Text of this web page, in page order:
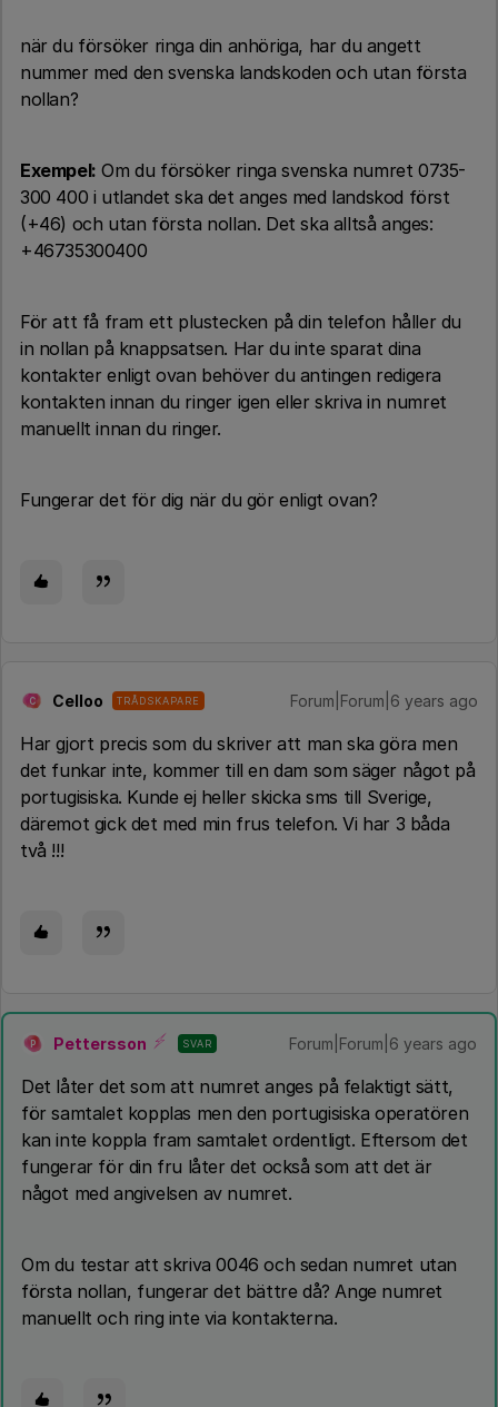
när du försöker ringa din anhöriga, har du angett
nummer med den svenska landskoden och utan första
nollan?
Exempel: Om du försöker ringa svenska numret 0735-
300 400 i utlandet ska det anges med landskod först
(+46) och utan första nollan. Det ska alltså anges:
+46735300400
För att få fram ett plustecken på din telefon håller du
in nollan på knappsatsen. Har du inte sparat dina
kontakter enligt ovan behöver du antingen redigera
kontakten innan du ringer igen eller skriva in numret
manuellt innan du ringer.
Fungerar det för dig när du gör enligt ovan?
C Celloo TRÅDSKAPARE Forum|Forum|6 years ago
Har gjort precis som du skriver att man ska göra men
det funkar inte, kommer till en dam som säger något på
portugisiska. Kunde ej heller skicka sms till Sverige,
däremot gick det med min frus telefon. Vi har 3 båda
två !!!
P Pettersson SVAR Forum|Forum|6 years ago
Det låter det som att numret anges på felaktigt sätt,
för samtalet kopplas men den portugisiska operatören
kan inte koppla fram samtalet ordentligt. Eftersom det
fungerar för din fru låter det också som att det är
något med angivelsen av numret.
Om du testar att skriva 0046 och sedan numret utan
första nollan, fungerar det bättre då? Ange numret
manuellt och ring inte via kontakterna.